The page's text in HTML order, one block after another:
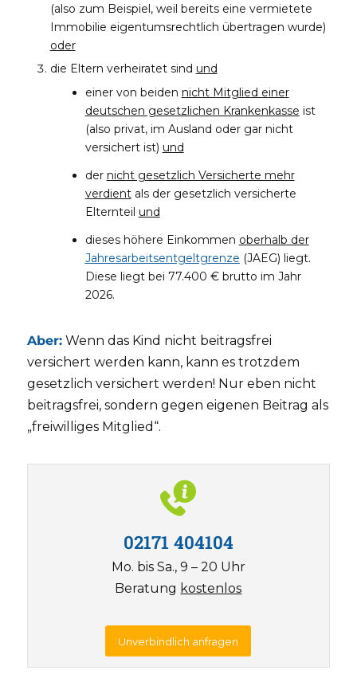
(also zum Beispiel, weil bereits eine vermietete
Immobilie eigentumsrechtlich übertragen wurde)
oder
die Eltern verheiratet sind und
einer von beiden nicht Mitglied einer
deutschen gesetzlichen Krankenkasse ist
(also privat, im Ausland oder gar nicht
versichert ist) und
der nicht gesetzlich Versicherte mehr
verdientals der gesetzlich versicherte
Elternteil und
dieses höhere Einkommen oberhalb der
Jahresarbeitsentgeltgrenze (JAEG) liegt.
Diese liegt bei 77.400 € brutto im Jahr
2026.
Aber:Wenn das Kind nicht beitragsfrei
versichert werden kann, kann es trotzdem
gesetzlich versichert werden! Nur eben nicht
beitragsfrei, sondern gegen eigenen Beitrag als
„freiwilliges Mitglied“.
02171 404104
Mo. bis Sa., 9 – 20 Uhr
Beratung kostenlos
Unverbindlich anfragen